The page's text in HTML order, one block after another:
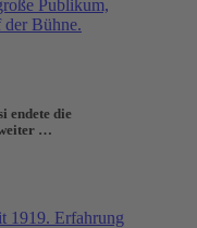
endete die
weiter …